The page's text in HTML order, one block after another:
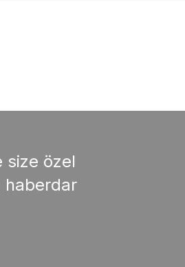
size özel
haberdar